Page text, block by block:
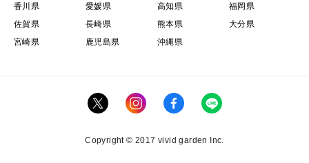
香川県
愛媛県 高知県
福岡県
佐賀県
長崎県 熊本県
大分県
宮崎県
鹿児島県 沖縄県
Copyright © 2017 vivid garden Inc.